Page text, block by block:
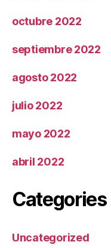
octubre 2022
septiembre 2022
agosto 2022
julio 2022
mayo 2022
abril 2022
Categories
Uncategorized